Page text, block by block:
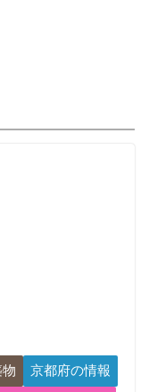
京都府の情報